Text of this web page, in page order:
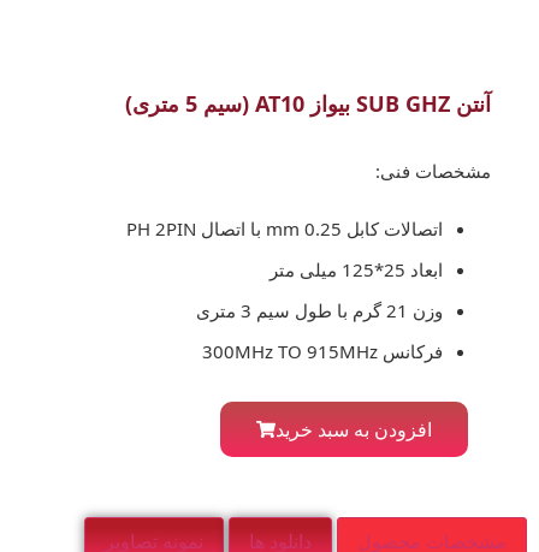
آنتن SUB GHZ بیواز AT10 (سیم 5 متری)
مشخصات فنی:
اتصالات کابل 0.25 mm با اتصال PH 2PIN
ابعاد 25*125 میلی متر
وزن 21 گرم با طول سیم 3 متری
فرکانس 300MHz TO 915MHz
افزودن به سبد خرید
مشخصات محصول دانلود ها نمونه تصاویر